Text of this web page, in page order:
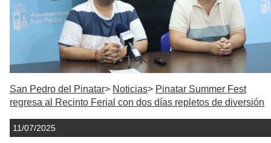
San Pedro del Pinatar Noticias
Pinatar Summer Fest
regresa al Recinto Ferial con dos días repletos de diversión
11/07/2025